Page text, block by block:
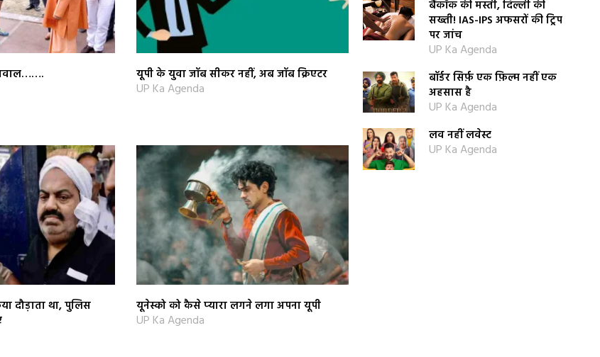
यूपी के युवा जॉब सीकर नहीं, अब जॉब क्रिएटर
UP Ka Agenda
दौड़ाता था, पुलिस
यूनेस्को को कैसे प्‍यारा लगने लगा अपना यूपी
UP Ka Agenda
बैंकॉक की मस्ती, दिल्ली की
सख्ती! IAS-IPS अफसरों की ट्रिप
पर जांच
UP Ka Agenda
बॉर्डर सिर्फ़ एक फ़िल्म नहीं एक
अहसास है
UP Ka Agenda
लव नहीं लवेस्ट
UP Ka Agenda